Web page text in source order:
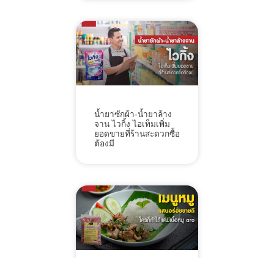
น้ำยาซักผ้า-น้ำยาล้าง
จาน ไวกิ้ง ไอเท็มเพิ่ม
ยอดขายที่ร้านสะดวกซื้อ
ต้องมี